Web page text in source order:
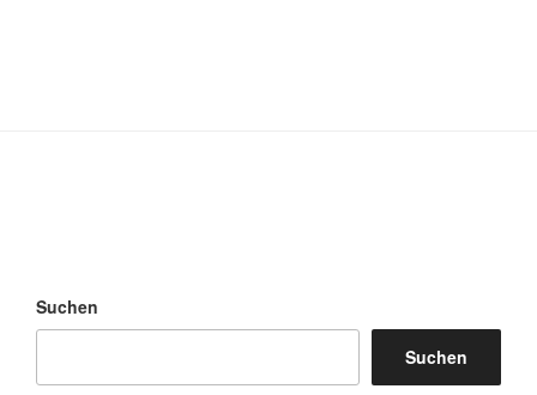
Suchen
Suchen